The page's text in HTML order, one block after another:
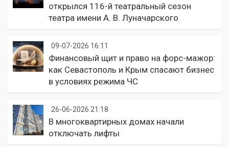
открылся 116-й театральный сезон
театра имени А. В. Луначарского
09-07-2026 16:11
Финансовый щит и право на форс-мажор:
как Севастополь и Крым спасают бизнес
в условиях режима ЧС
26-06-2026 21:18
В многоквартирных домах начали
отключать лифты